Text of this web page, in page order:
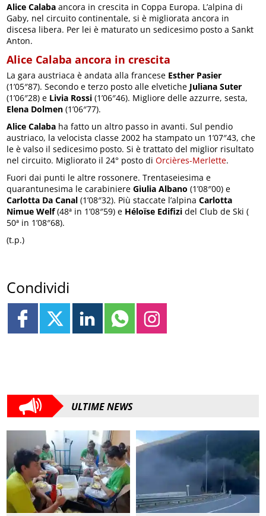
Alice Calaba ancora in crescita in Coppa Europa. L’alpina di
Gaby, nel circuito continentale, si è migliorata ancora in
discesa libera. Per lei è maturato un sedicesimo posto a Sankt
Anton.
Alice Calaba ancora in crescita
La gara austriaca è andata alla francese Esther Pasier
(1’05″87). Secondo e terzo posto alle elvetiche Juliana Suter
(1’06″28) e Livia Rossi (1’06″46). Migliore delle azzurre, sesta,
Elena Dolmen (1’06″77).
Alice Calaba ha fatto un altro passo in avanti. Sul pendio
austriaco, la velocista classe 2002 ha stampato un 1’07″43, che
le è valso il sedicesimo posto. Si è trattato del miglior risultato
nel circuito. Migliorato il 24° posto diOrcières-Merlette.
Fuori dai punti le altre rossonere. Trentaseiesima e
quarantunesima le carabiniereGiulia Albano (1’08″00) e
Carlotta Da Canal (1’08″32). Più staccate l’alpinaCarlotta
Nimue Welf(48ª in 1’08″59) e Héloïse Edifizi del Club de Ski (
50ª in 1’08″68).
(t.p.)
Condividi
ULTIME NEWS